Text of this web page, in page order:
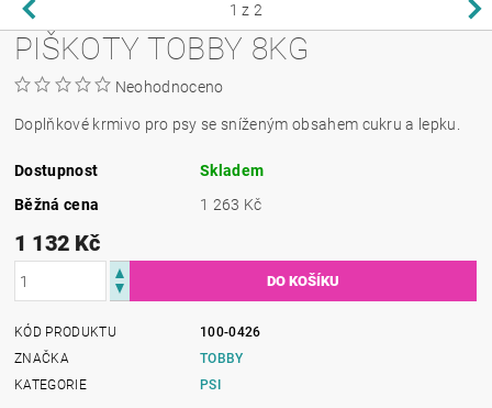
1 z 2
PIŠKOTY TOBBY 8KG
Neohodnoceno
Doplňkové krmivo pro psy se sníženým obsahem cukru a lepku.
Dostupnost
Skladem
Běžná cena
1 263 Kč
1 132 Kč
KÓD PRODUKTU
100-0426
ZNAČKA
TOBBY
KATEGORIE
PSI